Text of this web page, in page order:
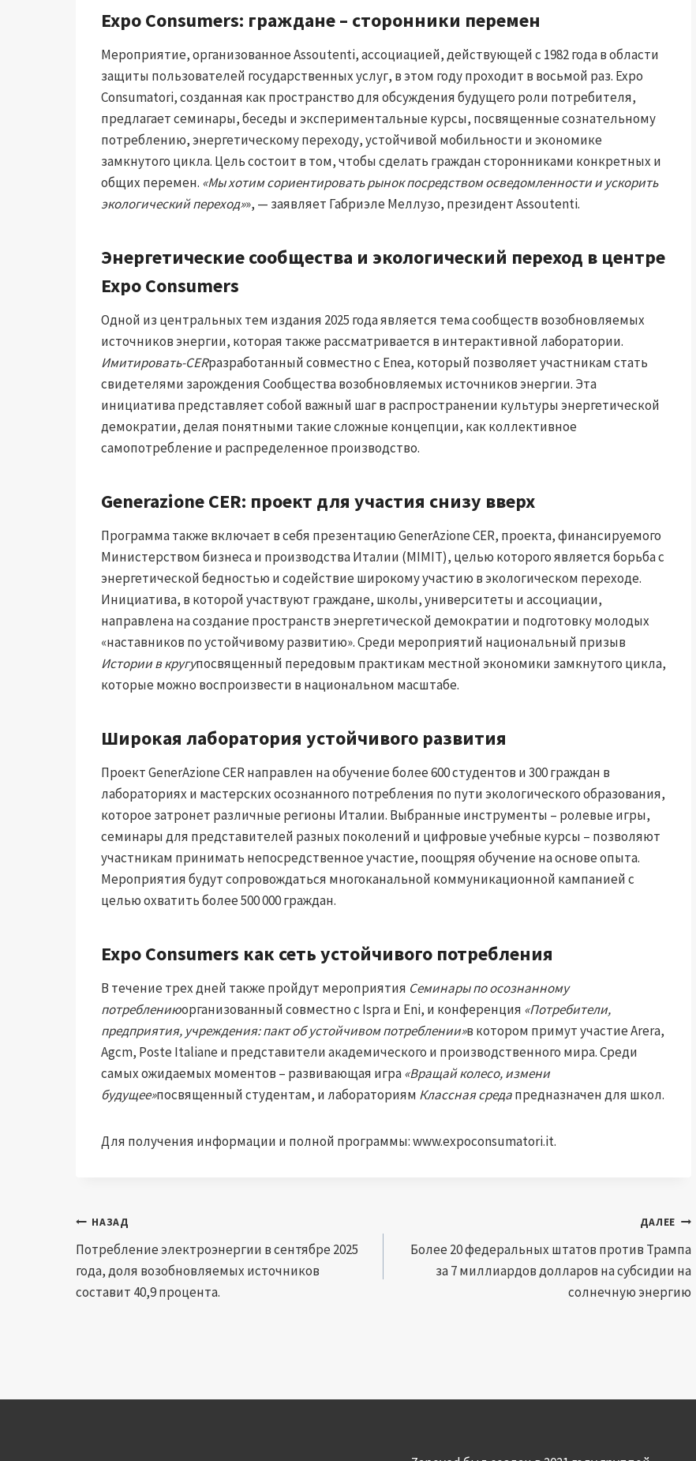
Expo Consumers: граждане – сторонники перемен
Мероприятие, организованное Assoutenti, ассоциацией, действующей с 1982 года в области
защиты пользователей государственных услуг, в этом году проходит в восьмой раз. Expo
Consumatori, созданная как пространство для обсуждения будущего роли потребителя,
предлагает семинары, беседы и экспериментальные курсы, посвященные сознательному
потреблению, энергетическому переходу, устойчивой мобильности и экономике
замкнутого цикла. Цель состоит в том, чтобы сделать граждан сторонниками конкретных и
общих перемен. «Мы хотим сориентировать рынок посредством осведомленности и ускорить
экологический переход»», — заявляет Габриэле Меллузо, президент Assoutenti.
Энергетические сообщества и экологический переход в центре
Expo Consumers
Одной из центральных тем издания 2025 года является тема сообществ возобновляемых
источников энергии, которая также рассматривается в интерактивной лаборатории.
Имитировать-CERразработанный совместно с Enea, который позволяет участникам стать
свидетелями зарождения Сообщества возобновляемых источников энергии. Эта
инициатива представляет собой важный шаг в распространении культуры энергетической
демократии, делая понятными такие сложные концепции, как коллективное
самопотребление и распределенное производство.
Generazione CER: проект для участия снизу вверх
Программа также включает в себя презентацию GenerAzione CER, проекта, финансируемого
Министерством бизнеса и производства Италии (MIMIT), целью которого является борьба с
энергетической бедностью и содействие широкому участию в экологическом переходе.
Инициатива, в которой участвуют граждане, школы, университеты и ассоциации,
направлена ​​на создание пространств энергетической демократии и подготовку молодых
«наставников по устойчивому развитию». Среди мероприятий национальный призыв
Истории в кругупосвященный передовым практикам местной экономики замкнутого цикла,
которые можно воспроизвести в национальном масштабе.
Широкая лаборатория устойчивого развития
Проект GenerAzione CER направлен на обучение более 600 студентов и 300 граждан в
лабораториях и мастерских осознанного потребления по пути экологического образования,
которое затронет различные регионы Италии. Выбранные инструменты – ролевые игры,
семинары для представителей разных поколений и цифровые учебные курсы – позволяют
участникам принимать непосредственное участие, поощряя обучение на основе опыта.
Мероприятия будут сопровождаться многоканальной коммуникационной кампанией с
целью охватить более 500 000 граждан.
Expo Consumers как сеть устойчивого потребления
В течение трех дней также пройдут мероприятия Семинары по осознанному
потреблениюорганизованный совместно с Ispra и Eni, и конференция «Потребители,
предприятия, учреждения: пакт об устойчивом потреблении»в котором примут участие Arera,
Agcm, Poste Italiane и представители академического и производственного мира. Среди
самых ожидаемых моментов – развивающая игра«Вращай колесо, измени
будущее»посвященный студентам, и лабораториям Классная средапредназначен для школ.
Для получения информации и полной программы: www.expoconsumatori.it.
Навигация
по
записям
НАЗАД
Потребление электроэнергии в сентябре 2025
года, доля возобновляемых источников
составит 40,9 процента.
ДАЛЕЕ
Более 20 федеральных штатов против Трампа
за 7 миллиардов долларов на субсидии на
солнечную энергию